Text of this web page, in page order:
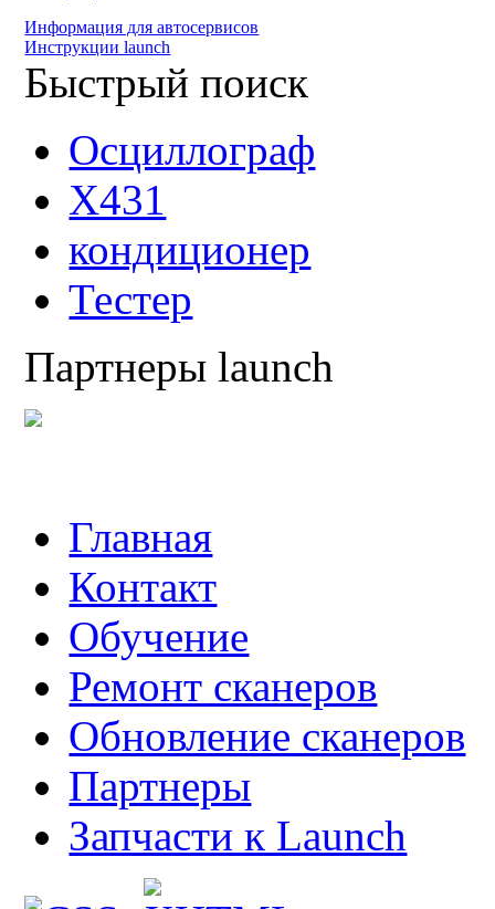
Информация для автосервисов
Инструкции launch
Быстрый поиск
Осциллограф
X431
кондиционер
Тестер
Партнеры launch
Главная
Контакт
Обучение
Ремонт сканеров
Обновление сканеров
Партнеры
Запчасти к Launch